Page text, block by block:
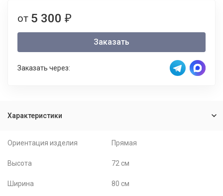
от 5 300 ₽
Заказать
Заказать через:
Характеристики
Ориентация изделия Прямая
Высота 72 см
Ширина 80 см